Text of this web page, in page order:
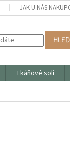
JAK U NÁS
Tkáňové soli